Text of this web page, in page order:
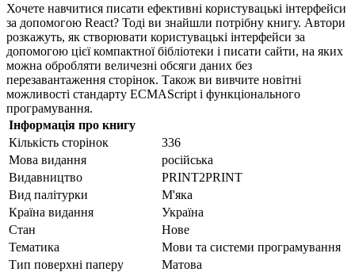
Хочете навчитися писати ефективні користувацькі інтерфейси
за допомогою React? Тоді ви знайшли потрібну книгу. Автори
розкажуть, як створювати користувацькі інтерфейси за
допомогою цієї компактної бібліотеки і писати сайти, на яких
можна обробляти величезні обсяги даних без
перезавантаження сторінок. Також ви вивчите новітні
можливості стандарту ECMAScript і функціонального
програмування.
Інформація про книгу
Кількість сторінок
336
Мова видання
російська
Видавництво
PRINT2PRINT
Вид палітурки
М'яка
Країна видання
Україна
Стан
Нове
Тематика
Мови та системи програмування
Тип поверхні паперу
Матова